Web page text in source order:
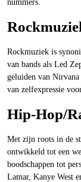
nummers.
Rockmuziek is
van bands als Led
geluiden van
van zelfexpressie
Hip-Hop/
Met zijn roots in de
ontwikkeld tot een
boodschappen tot
Lamar, Kanye West